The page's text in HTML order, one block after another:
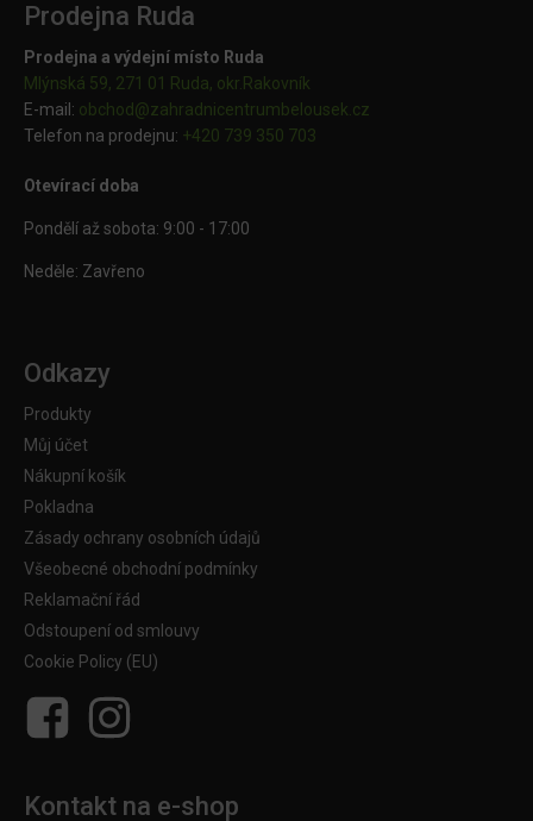
Prodejna Ruda
Prodejna a výdejní místo Ruda
Mlýnská 59, 271 01 Ruda, okr.Rakovník
E-mail: obchod@zahradnicentrumbelousek.cz
Telefon na prodejnu: +420 739 350 703
Otevírací doba
Pondělí až sobota: 9:00 - 17:00
Neděle: Zavřeno
Odkazy
Produkty
Můj účet
Nákupní košík
Pokladna
Zásady ochrany osobních údajů
Všeobecné obchodní podmínky
Reklamační řád
Odstoupení od smlouvy
Cookie Policy (EU)
Kontakt na e-shop